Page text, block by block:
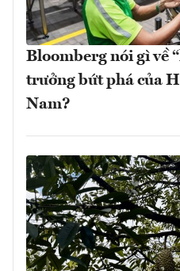
Bloomberg nói gì về
trưởng bứt phá của
Nam?